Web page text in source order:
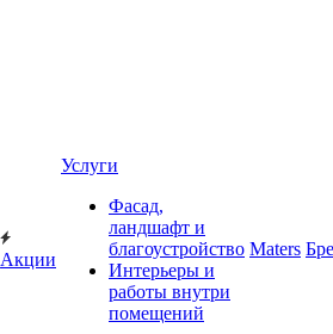
Акции
Услуги
Фасад,
ландшафт и
благоустройство
Интерьеры и
работы внутри
помещений
Maters